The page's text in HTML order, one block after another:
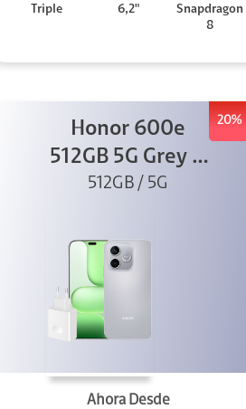
Triple 6,2"
Snapdragon
8
20%
Honor 600e
512GB 5G Grey +
45W
512GB / 5G
Ahora Desde